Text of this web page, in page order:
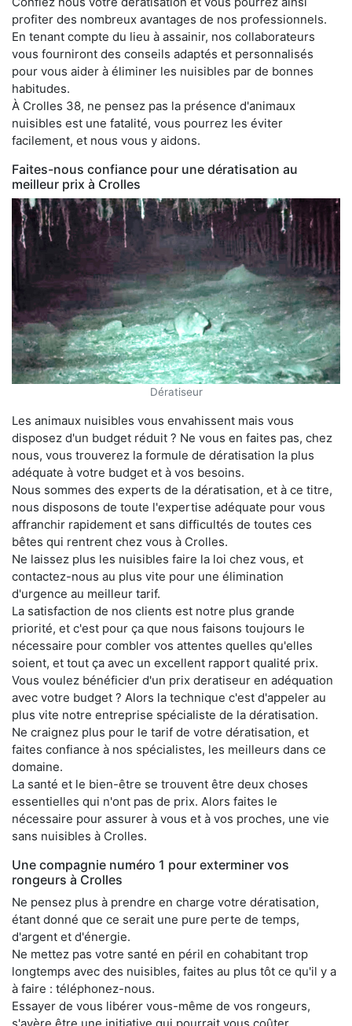
profiter des nombreux avantages de nos professionnels.
En tenant compte du lieu à assainir, nos collaborateurs
vous fourniront des conseils adaptés et personnalisés
pour vous aider à éliminer les nuisibles par de bonnes
habitudes.
À Crolles 38, ne pensez pas la présence d'animaux
nuisibles est une fatalité, vous pourrez les éviter
facilement, et nous vous y aidons.
Faites-nous confiance pour une dératisation au
meilleur prix à Crolles
Dératiseur
Les animaux nuisibles vous envahissent mais vous
disposez d'un budget réduit ? Ne vous en faites pas, chez
nous, vous trouverez la formule de dératisation la plus
adéquate à votre budget et à vos besoins.
Nous sommes des experts de la dératisation, et à ce titre,
nous disposons de toute l'expertise adéquate pour vous
affranchir rapidement et sans difficultés de toutes ces
bêtes qui rentrent chez vous à Crolles.
Ne laissez plus les nuisibles faire la loi chez vous, et
contactez-nous au plus vite pour une élimination
d'urgence au meilleur tarif.
La satisfaction de nos clients est notre plus grande
priorité, et c'est pour ça que nous faisons toujours le
nécessaire pour combler vos attentes quelles qu'elles
soient, et tout ça avec un excellent rapport qualité prix.
Vous voulez bénéficier d'un prix deratiseur en adéquation
avec votre budget ? Alors la technique c'est d'appeler au
plus vite notre entreprise spécialiste de la dératisation.
Ne craignez plus pour le tarif de votre dératisation, et
faites confiance à nos spécialistes, les meilleurs dans ce
domaine.
La santé et le bien-être se trouvent être deux choses
essentielles qui n'ont pas de prix. Alors faites le
nécessaire pour assurer à vous et à vos proches, une vie
sans nuisibles à Crolles.
Une compagnie numéro 1 pour exterminer vos
rongeurs à Crolles
Ne pensez plus à prendre en charge votre dératisation,
étant donné que ce serait une pure perte de temps,
d'argent et d'énergie.
Ne mettez pas votre santé en péril en cohabitant trop
longtemps avec des nuisibles, faites au plus tôt ce qu'il y a
à faire : téléphonez-nous.
Essayer de vous libérer vous-même de vos rongeurs,